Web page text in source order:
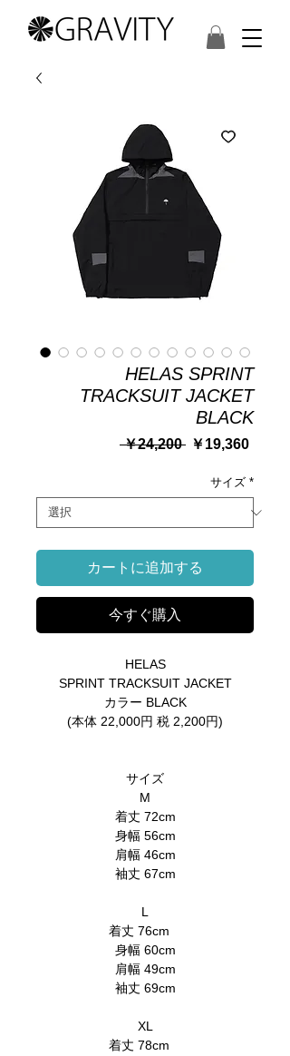
HELAS SPRINT
TRACKSUIT JACKET
BLACK
￥24,200 通
格
￥19,360セ
ル
価
格
サイズ *
カートに追加する
今すぐ購入
HELAS
SPRINT TRACKSUIT JACKET
カラー BLACK
(本体 22,000円 税 2,200円)
サイズ
M
着丈 72cm
身幅 56cm
肩幅 46cm
袖丈 67cm
L
着丈 76cm
身幅 60cm
肩幅 49cm
袖丈 69cm
XL
着丈 78cm